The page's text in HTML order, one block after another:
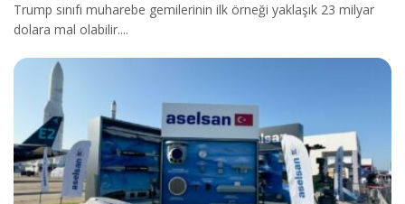
Trump sınıfı muharebe gemilerinin ilk örneği yaklaşık 23 milyar
dolara mal olabilir....